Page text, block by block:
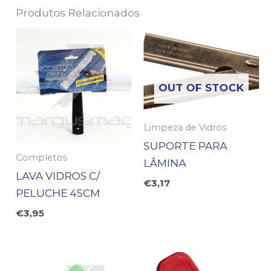
Produtos Relacionados
Completos
LAVA VIDROS C/
PELUCHE 45CM
€3,95
OUT OF STOCK
Limpeza de Vidros
SUPORTE PARA
LÂMINA
€3,17